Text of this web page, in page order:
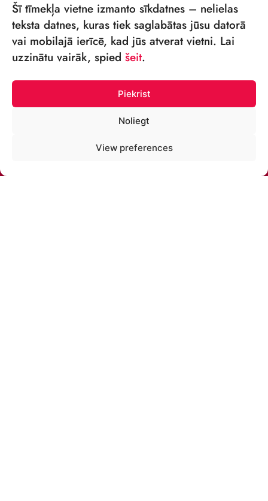
Šī tīmekļa vietne izmanto sīkdatnes – nelielas
teksta datnes, kuras tiek saglabātas jūsu datorā
vai mobilajā ierīcē, kad jūs atverat vietni. Lai
uzzinātu vairāk, spied šeit.
Piekrist
Noliegt
View preferences
VSIA „RĪGAS CIRKS”
Merķeļa iela 4,
Rīga, LV-1050, Latvija
Reģ. Nr.: 40003027789
TĀLRUNIS: